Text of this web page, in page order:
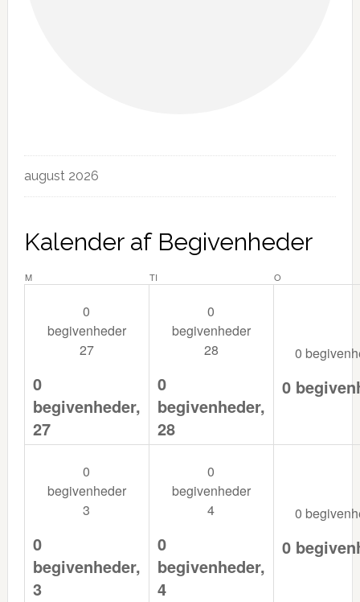
august 2026
Kalender af Begivenheder
MMANDAG TITIRSDAG OONSDAG
0
begivenheder
27
0
begivenheder,
27
0
begivenheder
28
0
begivenheder,
28
0
0
0
begivenheder
3
0
begivenheder,
3
0
begivenheder
4
0
begivenheder,
4
0
0